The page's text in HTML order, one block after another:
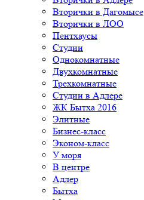
Вторички в Дагомысе
Вторички в ЛОО
Пентхаусы
Студии
Однокомнатные
Двухкомнатные
Трехкомнатные
Студии в Адлере
ЖК Бытха 2016
Элитные
Бизнес-класс
Эконом-класс
У моря
В центре
Адлер
Бытха